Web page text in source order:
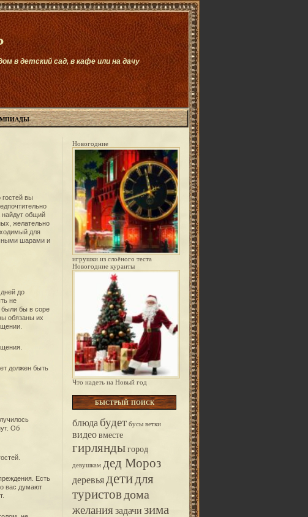
в детский сад, в кафе или на дачу
гостей вы
найдут общий
желательно
для
шарами и
до
не
были бы в соре
обязаны их
должен быть
Об
Есть
о вас думают
Новогодние
игрушки из слоёного теста
Новогодние куранты
Что надеть на Новый год
быстрый поиск
блюда будет бусы ветки
видео вместе
гирлянды город
девушкам дед Мороз
деревья детидля
туристовдома
желаниязадачи зима